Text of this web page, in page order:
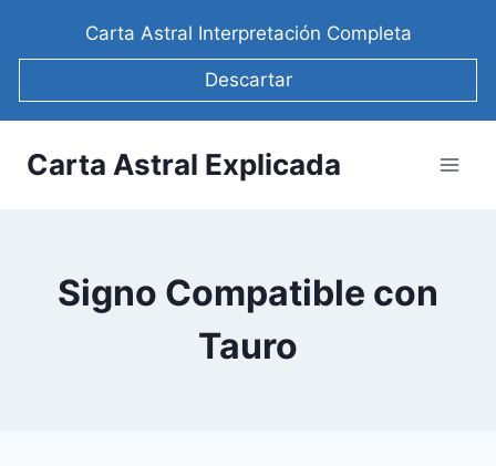
Carta Astral Interpretación Completa
Descartar
Carta Astral Explicada
Signo Compatible con
Tauro